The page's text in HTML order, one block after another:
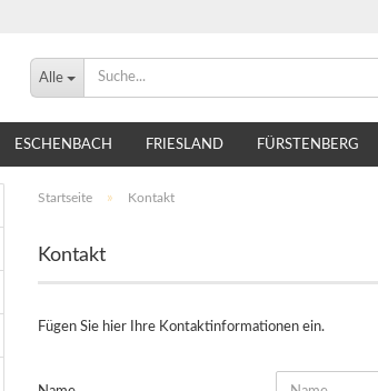
Alle
ESCHENBACH FRIESLAND FÜRSTENBERG
THOMAS TIRSCHENREUTH
Startseite » Kontakt
Kontakt
Fügen Sie hier Ihre Kontaktinformationen ein.